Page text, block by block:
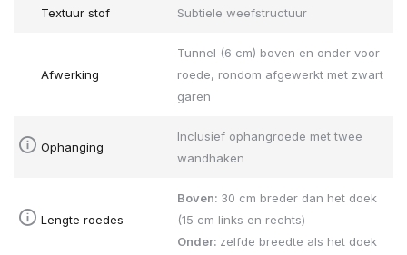
Textuur stof Subtiele weefstructuur
Afwerking
Tunnel (6 cm) boven en onder voor
roede, rondom afgewerkt met zwart
garen
Ophanging
Inclusief ophangroede met twee
wandhaken
Lengte roedes
Boven: 30 cm breder dan het doek
(15 cm links en rechts)
Onder: zelfde breedte als het doek